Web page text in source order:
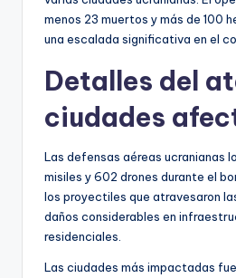
menos 23 muertos y más de 100
una escalada significativa en el
Detalles del
ciudades
Las defensas aéreas ucranianas
misiles y 602 drones durante el
los proyectiles que atravesaron
daños considerables en
residenciales.
Las ciudades más impactadas